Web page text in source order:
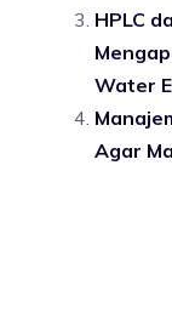
HPLC
Water
Agar